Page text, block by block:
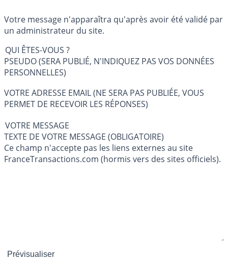
Votre message n'apparaîtra qu'après avoir été validé par
un administrateur du site.
QUI ÊTES-VOUS ?
PSEUDO (SERA PUBLIÉ, N'INDIQUEZ PAS VOS DONNÉES
PERSONNELLES)
VOTRE ADRESSE EMAIL (NE SERA PAS PUBLIÉE, VOUS
PERMET DE RECEVOIR LES RÉPONSES)
VOTRE MESSAGE
TEXTE DE VOTRE MESSAGE (OBLIGATOIRE)
Ce champ n'accepte pas les liens externes au site
FranceTransactions.com (hormis vers des sites officiels).